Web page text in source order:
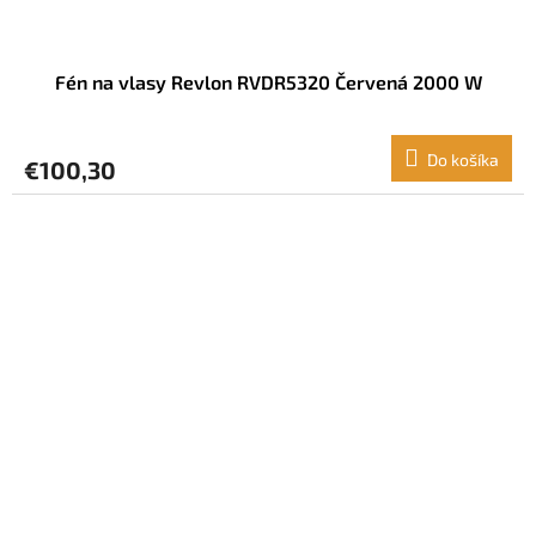
Fén na vlasy Revlon RVDR5320 Červená 2000 W
€100,30 Do košíka